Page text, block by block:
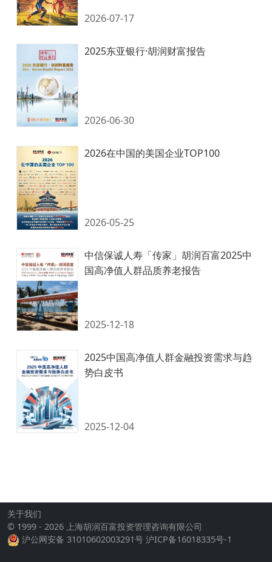
关于我们
© 1999 - 2026 上海胡润百富投资管理咨询有限公司
沪公网安备 31010602003291号 沪ICP备16018335号-1